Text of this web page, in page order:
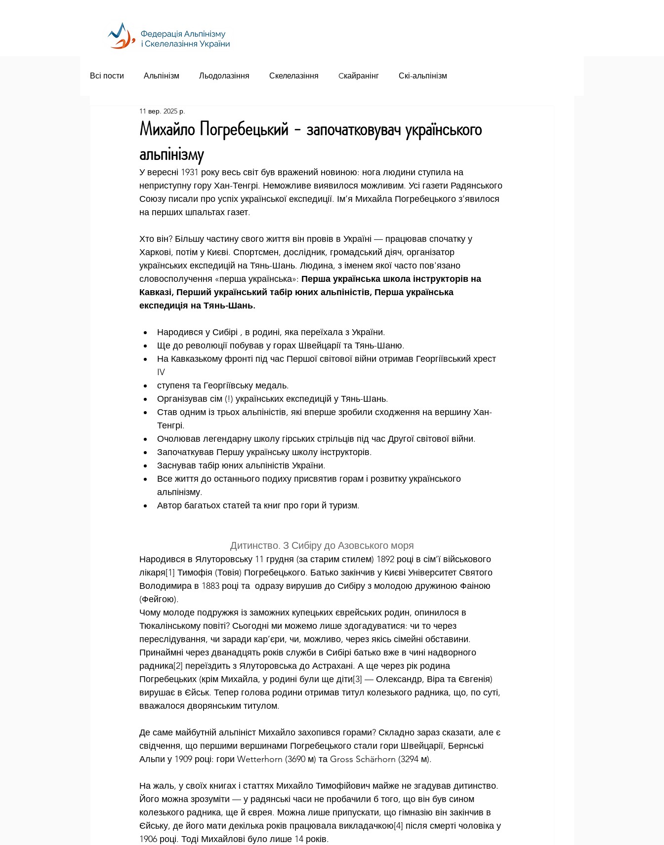
Всі пости Альпінізм Льодолазіння Скелелазіння Cкайранінг Скі-альпінізм
Михайло Погребецький - започатковувач українського
альпінізму
11 вер. 2025 р.
У вересні 1931 року весь світ був вражений новиною: нога людини ступила на
неприступну гору Хан-Тенгрі. Неможливе виявилося можливим. Усі газети Радянського
Союзу писали про успіх української експедиції. Ім’я Михайла Погребецького з’явилося
на перших шпальтах газет.
Хто він? Більшу частину свого життя він провів в Україні — працював спочатку у
Харкові, потім у Києві. Спортсмен, дослідник, громадський діяч, організатор
українських експедицій на Тянь-Шань. Людина, з іменем якої часто пов'язано
словосполучення «перша українська»: Перша українська школа інструкторів на
Кавказі, Перший український табір юних альпіністів, Перша українська
експедиція на Тянь-Шань.
Народився у Сибірі , в родині, яка переїхала з України.
Ще до революції побував у горах Швейцарії та Тянь-Шаню.
На Кавказькому фронті під час Першої світової війни отримав Георгіївський хрест
IV
ступеня та Георгіївську медаль.
Організував сім (!) українських експедицій у Тянь-Шань.
Став одним із трьох альпіністів, які вперше зробили сходження на вершину Хан-
Тенгрі.
Очолював легендарну школу гірських стрільців під час Другої світової війни.
Започаткував Першу українську школу інструкторів.
Заснував табір юних альпіністів України.
Все життя до останнього подиху присвятив горам і розвитку українського
альпінізму.
Автор багатьох статей та книг про гори й туризм.
Дитинство. З Сибіру до Азовського моря
Народився в Ялуторовську 11 грудня (за старим стилем) 1892 році в сім’ї військового
лікаря[1] Тимофія (Товія) Погребецького. Батько закінчив у Києві Університет Святого
Володимира в 1883 році та  одразу вирушив до Сибіру з молодою дружиною Фаіною
(Фейгою).
Чому молоде подружжя із заможних купецьких єврейських родин, опинилося в
Тюкалінському повіті? Сьогодні ми можемо лише здогадуватися: чи то через
переслідування, чи заради кар’єри, чи, можливо, через якісь сімейні обставини.
Принаймні через дванадцять років служби в Сибірі батько вже в чині надворного
радника[2] переїздить з Ялуторовська до Астрахані. А ще через рік родина
Погребецьких (крім Михайла, у родині були ще діти[3] — Олександр, Віра та Євгенія)
вирушає в Єйськ. Тепер голова родини отримав титул колезького радника, що, по суті,
вважалося дворянським титулом.
Де саме майбутній альпініст Михайло захопився горами? Складно зараз сказати, але є
свідчення, що першими вершинами Погребецького стали гори Швейцарії, Бернські
Альпи у 1909 році: гори Wetterhorn (3690 м) та Gross Schärhorn (3294 м).
На жаль, у своїх книгах і статтях Михайло Тимофійович майже не згадував дитинство.
Його можна зрозуміти — у радянські часи не пробачили б того, що він був сином
колезького радника, ще й єврея. Можна лише припускати, що гімназію він закінчив в
Єйську, де його мати декілька років працювала викладачкою[4] після смерті чоловіка у
1906 році. Тоді Михайлові було лише 14 років.